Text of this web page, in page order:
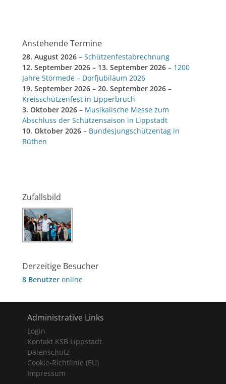
Anstehende Termine
28. August 2026 – Schützenfestabrechnung
12. September 2026 – 13. September 2026 – 1200
Jahre Störmede – Dorfjubiläum 2026
19. September 2026 – 20. September 2026 –
Kreisschützenfest in Lipperbruch
3. Oktober 2026 – Musikalische Messe zum
Abschluss der Schützensaison in Lippstadt
10. Oktober 2026 – Bundesjungschützentag in
Rüthen
Zufallsbild
Derzeitige Besucher
8 Benutzer online
Administrative Links
Login
Kontakt KSB Lippstadt
Datenschutz
Cookie-Richtlinie (EU)
Impressum